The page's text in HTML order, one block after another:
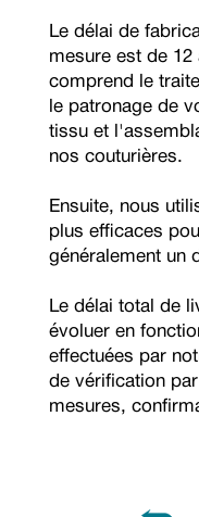
Le délai de
mesure est de 12
comprend le
le patronage de
tissu et
nos couturières.
Ensuite, nous
plus efficaces
généralement un
Le délai total de
évoluer en
effectuées par
de vérification
mesures,